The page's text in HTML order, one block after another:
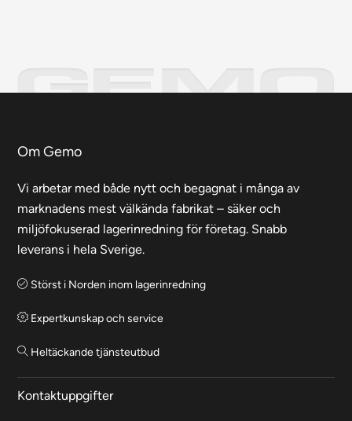
Om Gemo
Vi arbetar med både nytt och begagnat i många av
marknadens mest välkända fabrikat – säker och
miljöfokuserad lagerinredning för företag. Snabb
leverans i hela Sverige.
Störst i Norden inom lagerinredning
Expertkunskap och service
Heltäckande tjänsteutbud
Kontaktuppgifter